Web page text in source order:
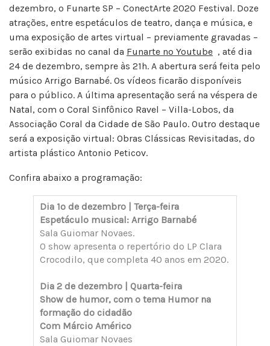
dezembro, o Funarte SP – ConectArte 2020 Festival. Doze
atrações, entre espetáculos de teatro, dança e música, e
uma exposição de artes virtual – previamente gravadas –
serão exibidas no canal da Funarte no Youtube , até dia
24 de dezembro, sempre às 21h. A abertura será feita pelo
músico Arrigo Barnabé. Os vídeos ficarão disponíveis
para o público. A última apresentação será na véspera de
Natal, com o Coral Sinfônico Ravel – Villa-Lobos, da
Associação Coral da Cidade de São Paulo. Outro destaque
será a exposição virtual: Obras Clássicas Revisitadas, do
artista plástico Antonio Peticov.
Confira abaixo a programação:
Dia 1º de dezembro | Terça-feira
Espetáculo musical: Arrigo Barnabé
Sala Guiomar Novaes.
O show apresenta o repertório do LP Clara
Crocodilo, que completa 40 anos em 2020.
Dia 2 de dezembro | Quarta-feira
Show de humor, com o tema Humor na
formação do cidadão
Com Márcio Américo
Sala Guiomar Novaes